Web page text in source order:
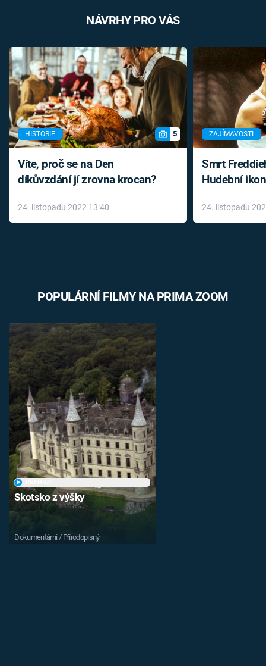
NÁVRHY PRO VÁS
HISTORIE 5
Víte, proč se na Den
díkůvzdání jí zrovna krocan?
24. listopadu 2022 13:40
ZAJÍMAVOSTI
Smrt
Hudební
léky
24. listopadu
POPULÁRNÍ FILMY NA PRIMA ZOOM
Skotsko z výšky
Dokumentární / Přírodopisný